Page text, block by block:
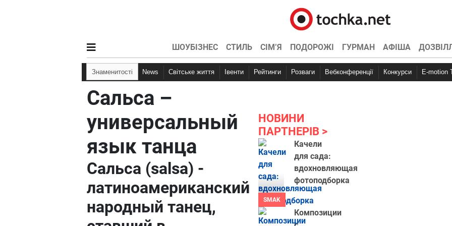
ШОУБІЗНЕС СТИЛЬ СІМ’Я ПОДОРОЖІ ГУРМАН АФІША
Знаменитості News Світське життя Івенти Рейтинги Розваги Вебконференції Конкурси E-motion
Сальса –
универсальный
язык танца
Сальса (salsa) -
латиноамериканский
народный танец,
НОВИНИ
ПАРТНЕРІВ
SMAK
Качели
для сада:
вдохновляющая
фотоподборка
Композиции